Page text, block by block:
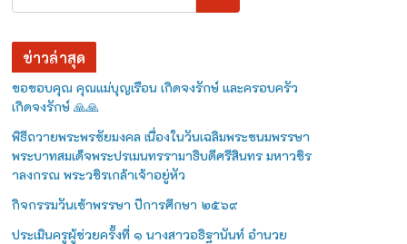
ข่าวล่าสุด
ขอขอบคุณ คุณแม่บุญเรือน เกิดจงรักษ์ และครอบครัว
เกิดจงรักษ์ 🙏🙏
พิธีถวายพระพรชัยมงคล เนื่องในวันเฉลิมพระชนมพรรษา
พระบาทสมเด็จพระปรเมนทรรามาธิบดีศรีสินทร มหาวชิร
าลงกรณ พระวชิรเกล้าเจ้าอยู่หัว
กิจกรรมวันเข้าพรรษา ปีการศึกษา ๒๕๖๙
ประเมินครูผู้ช่วยครั้งที่ ๑ นางสาวอธิฐานันท์ อำนวย